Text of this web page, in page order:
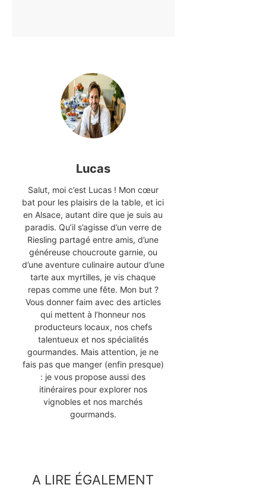
Lucas
Salut, moi c’est Lucas ! Mon cœur
bat pour les plaisirs de la table, et ici
en Alsace, autant dire que je suis au
paradis. Qu’il s’agisse d’un verre de
Riesling partagé entre amis, d’une
généreuse choucroute garnie, ou
d’une aventure culinaire autour d’une
tarte aux myrtilles, je vis chaque
repas comme une fête. Mon but ?
Vous donner faim avec des articles
qui mettent à l’honneur nos
producteurs locaux, nos chefs
talentueux et nos spécialités
gourmandes. Mais attention, je ne
fais pas que manger (enfin presque)
: je vous propose aussi des
itinéraires pour explorer nos
vignobles et nos marchés
gourmands.
A LIRE ÉGALEMENT